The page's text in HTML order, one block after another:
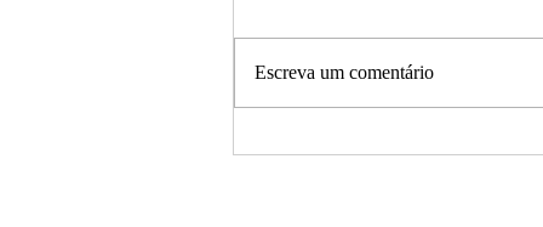
Explosão por vazamento
Escreva um comentário